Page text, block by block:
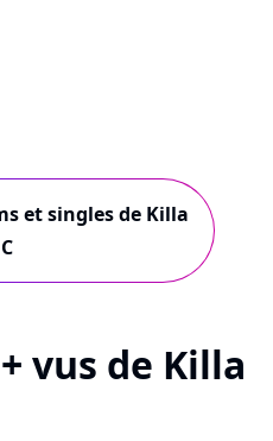
et singles de Killa
C
vus de Killa